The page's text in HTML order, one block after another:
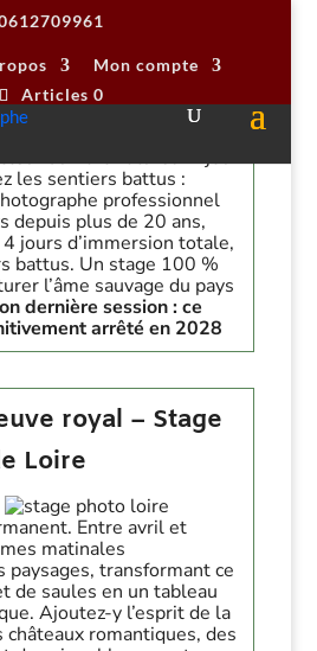
Mon compte
Articles 0
du Parc naturel Anjou
les sentiers battus :
professionnel
depuis plus de 20 ans,
jours d’immersion totale,
battus. Un stage 100 %
l’âme sauvage du pays
dernière session : ce
arrêté en 2028
royal – Stage
Loire
Entre avril et
matinales
transformant ce
de saules en un tableau
Ajoutez-y l’esprit de la
châteaux romantiques, des